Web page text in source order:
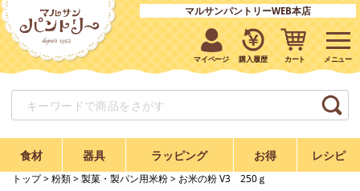
マルサンパントリーWEB本店
マイページ 購入履歴 カート
食材 器具 ラッピング お得 レシピ
トップ> 粉類> 製菓・製パン用米粉> お米の粉 V3 250ｇ